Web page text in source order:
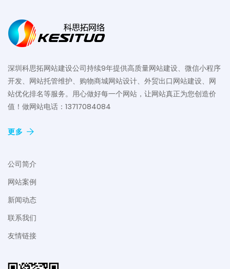
深圳科思拓网站建设公司持续9年提供高质量网站建设、微信小程序
开发、网站托管维护、购物商城网站设计、外贸出口网站建设、网
站优化排名等服务。用心做好每一个网站，让网站真正为您创造价
值！做网站电话：13717084084
更多
公司简介
网站案例
新闻动态
联系我们
友情链接